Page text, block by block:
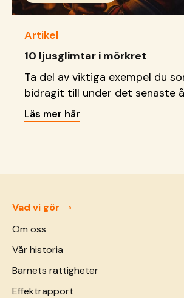
Artikel
10 ljusglimtar i mörkret
Ta del av viktiga exempel du
bidragit till under det senaste
Läs mer här
Vad vi gör
Om oss
Vår historia
Barnets rättigheter
Effektrapport